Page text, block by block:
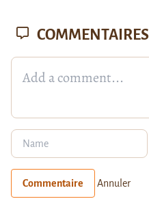
COMMENTAIRES
Commentaire Annuler